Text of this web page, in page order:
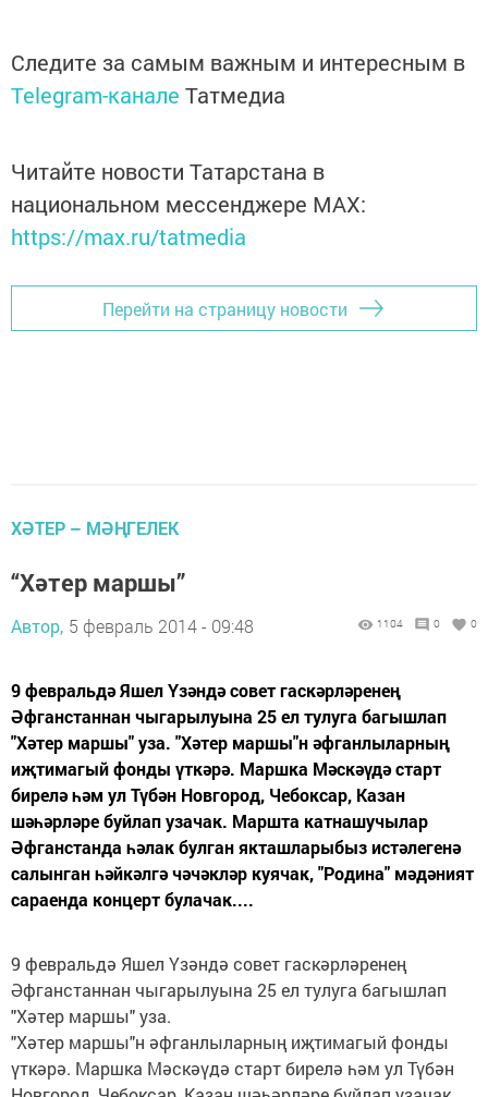
Следите за самым важным и интересным в
Telegram-канале Татмедиа
Читайте новости Татарстана в
национальном мессенджере MАХ:
https://max.ru/tatmedia
Перейти на страницу новости
ХӘТЕР – МӘҢГЕЛЕК
“Хәтер маршы”
Автор, 5 февраль 2014 - 09:48 1104 0 0
9 февральдә Яшел Үзәндә совет гаскәрләренең
Әфганстаннан чыгарылуына 25 ел тулуга багышлап
"Хәтер маршы" уза. "Хәтер маршы"н әфганлыларның
иҗтимагый фонды үткәрә. Маршка Мәскәүдә старт
бирелә һәм ул Түбән Новгород, Чебоксар, Казан
шәһәрләре буйлап узачак. Маршта катнашучылар
Әфганстанда һәлак булган якташларыбыз истәлегенә
салынган һәйкәлгә чәчәкләр куячак, "Родина" мәдәният
сараенда концерт булачак....
9 февральдә Яшел Үзәндә совет гаскәрләренең
Әфганстаннан чыгарылуына 25 ел тулуга багышлап
"Хәтер маршы" уза.
"Хәтер маршы"н әфганлыларның иҗтимагый фонды
үткәрә. Маршка Мәскәүдә старт бирелә һәм ул Түбән